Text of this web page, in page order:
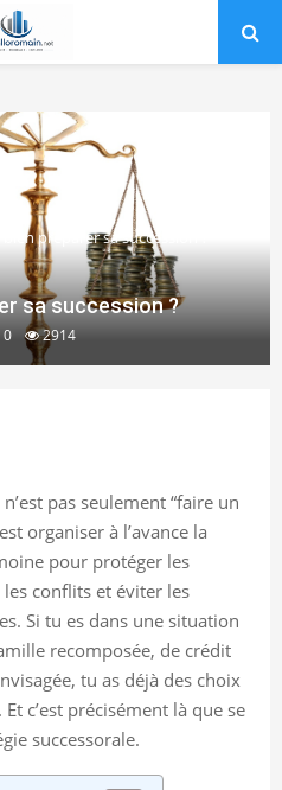
préparer sa succession ?
sa succession ?
0 2914
pas seulement “faire un
organiser à l’avance la
pour protéger les
conflits et éviter les
Si tu es dans une situation
recomposée, de crédit
tu as déjà des choix
c’est précisément là que se
successorale.